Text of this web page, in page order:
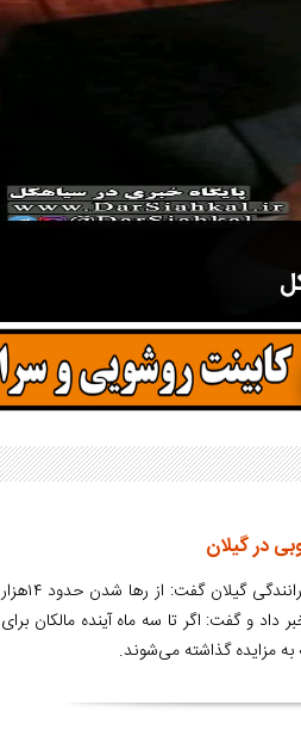
به تدریس در مدارس سیاهکل کرد و در ۳۱ سال خدمت خود، علاوه بر تدریس در کلاس اول، معلم نهضت
در گیلان
سرهنگ «فتح‌اله نصیریان» رئیس پلیس راهنمایی و رانندگی گیلان گفت: از رها شدن حدود ۱۴هزار
و گفت: اگر تا سه ماه آینده مالکان برای
به مزایده گذاشته می‌شوند.